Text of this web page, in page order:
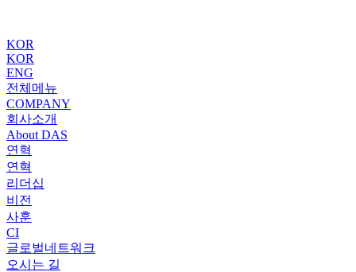
KOR
KOR
ENG
전체메뉴
COMPANY
회사소개
About DAS
연혁
연혁
리더십
비전
사훈
CI
글로벌네트워크
오시는 길